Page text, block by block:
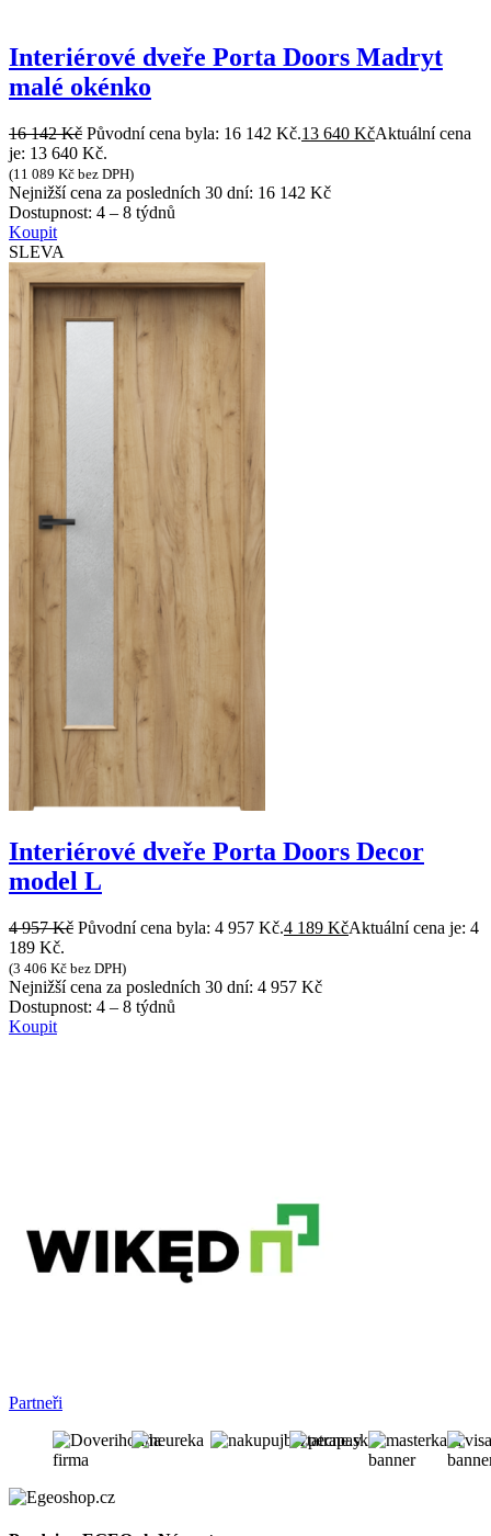
Interiérové dveře Porta Doors Madryt
malé okénko
16 142Kč Původní cena byla: 16 142 Kč.13 640 KčAktuální cena
je: 13 640 Kč.
(11 089 Kč bez DPH)
Nejnižší cena za posledních 30 dní: 16 142 Kč
Dostupnost: 4 – 8 týdnů
Koupit
SLEVA
Interiérové dveře Porta Doors Decor
model L
4 957Kč Původní cena byla: 4 957 Kč.4 189 KčAktuální cena je: 4
189 Kč.
(3 406 Kč bez DPH)
Nejnižší cena za posledních 30 dní: 4 957 Kč
Dostupnost: 4 – 8 týdnů
Koupit
Partneři